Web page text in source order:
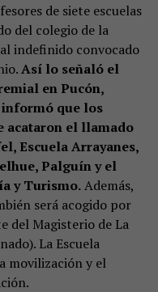
de siete escuelas
del colegio de la
indefinido convocado
Así lo señaló el
en Pucón,
que los
acataron el llamado
Escuela Arrayanes,
Palguín y el
y Turismo.Además,
será acogido por
del Magisterio de La
La Escuela
movilización y el